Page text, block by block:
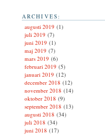
ARCHIVES:
augusti 2019 (1)
juli 2019 (7)
juni 2019 (1)
maj 2019 (7)
mars 2019 (6)
februari 2019 (5)
januari 2019 (12)
december 2018 (12)
november 2018 (14)
oktober 2018 (9)
september 2018 (13)
augusti 2018 (34)
juli 2018 (34)
juni 2018 (17)